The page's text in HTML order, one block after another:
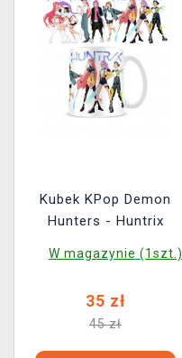
Kubek KPop Demon
Hunters - Huntrix
W magazynie (1szt.)
35 zł
45 zł